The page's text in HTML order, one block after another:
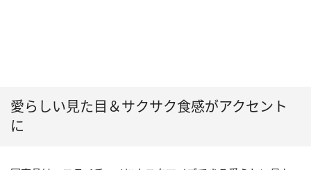
愛らしい見た目＆サクサク食感がアクセント
に